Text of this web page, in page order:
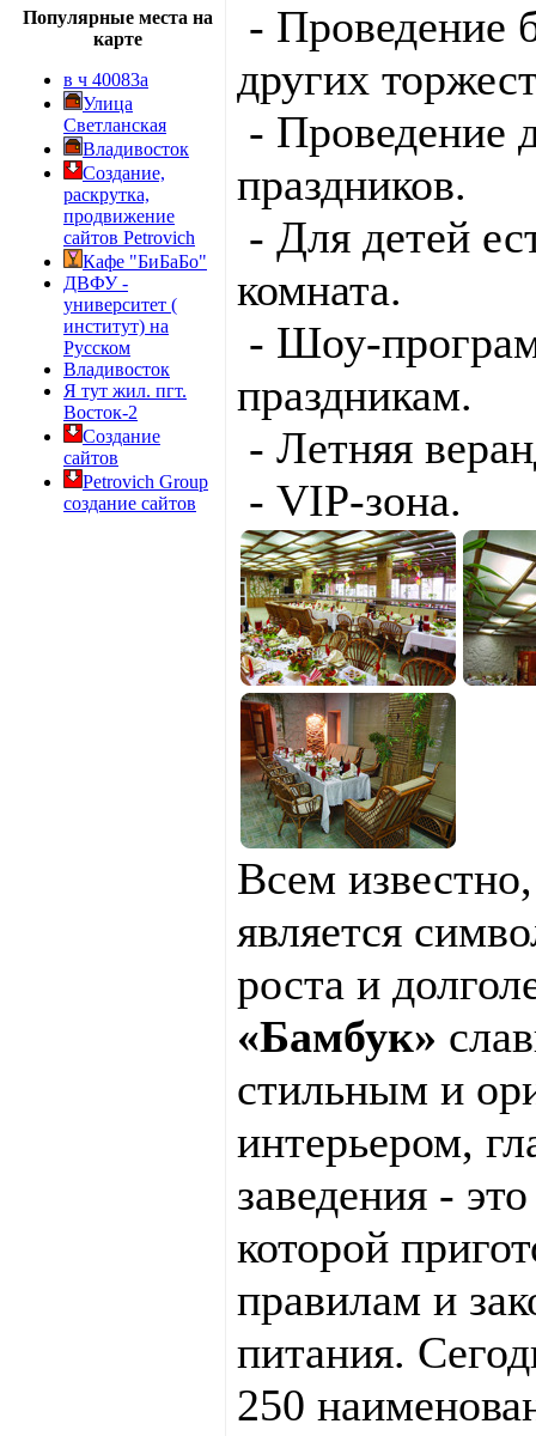
Популярные места на
карте
в ч 40083а
Улица
Светланская
Владивосток
Создание,
раскрутка,
продвижение
сайтов Petrovich
Кафе "БиБаБо"
ДВФУ -
университет (
институт) на
Русском
Владивосток
Я тут жил. пгт.
Восток-2
Создание
сайтов
Petrovich Group
создание сайтов
- Проведение
других
- Проведение
праздников.
- Для детей
комната.
- Шоу-
праздникам.
- Летняя
- VIP-зона.
Всем
является
роста и
«Бамбук»
стильным и
интерьером,
заведения -
которой
правилам и
питания.
250